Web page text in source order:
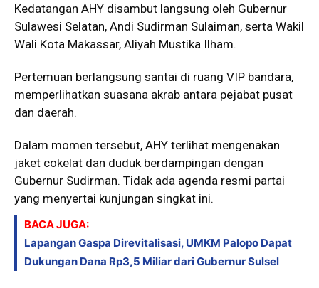
Kedatangan AHY disambut langsung oleh Gubernur
Sulawesi Selatan, Andi Sudirman Sulaiman, serta Wakil
Wali Kota Makassar, Aliyah Mustika Ilham.
Pertemuan berlangsung santai di ruang VIP bandara,
memperlihatkan suasana akrab antara pejabat pusat
dan daerah.
Dalam momen tersebut, AHY terlihat mengenakan
jaket cokelat dan duduk berdampingan dengan
Gubernur Sudirman. Tidak ada agenda resmi partai
yang menyertai kunjungan singkat ini.
BACA JUGA:
Lapangan Gaspa Direvitalisasi, UMKM Palopo Dapat
Dukungan Dana Rp3,5 Miliar dari Gubernur Sulsel